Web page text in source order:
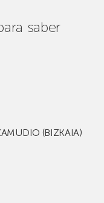
saber
(BIZKAIA)